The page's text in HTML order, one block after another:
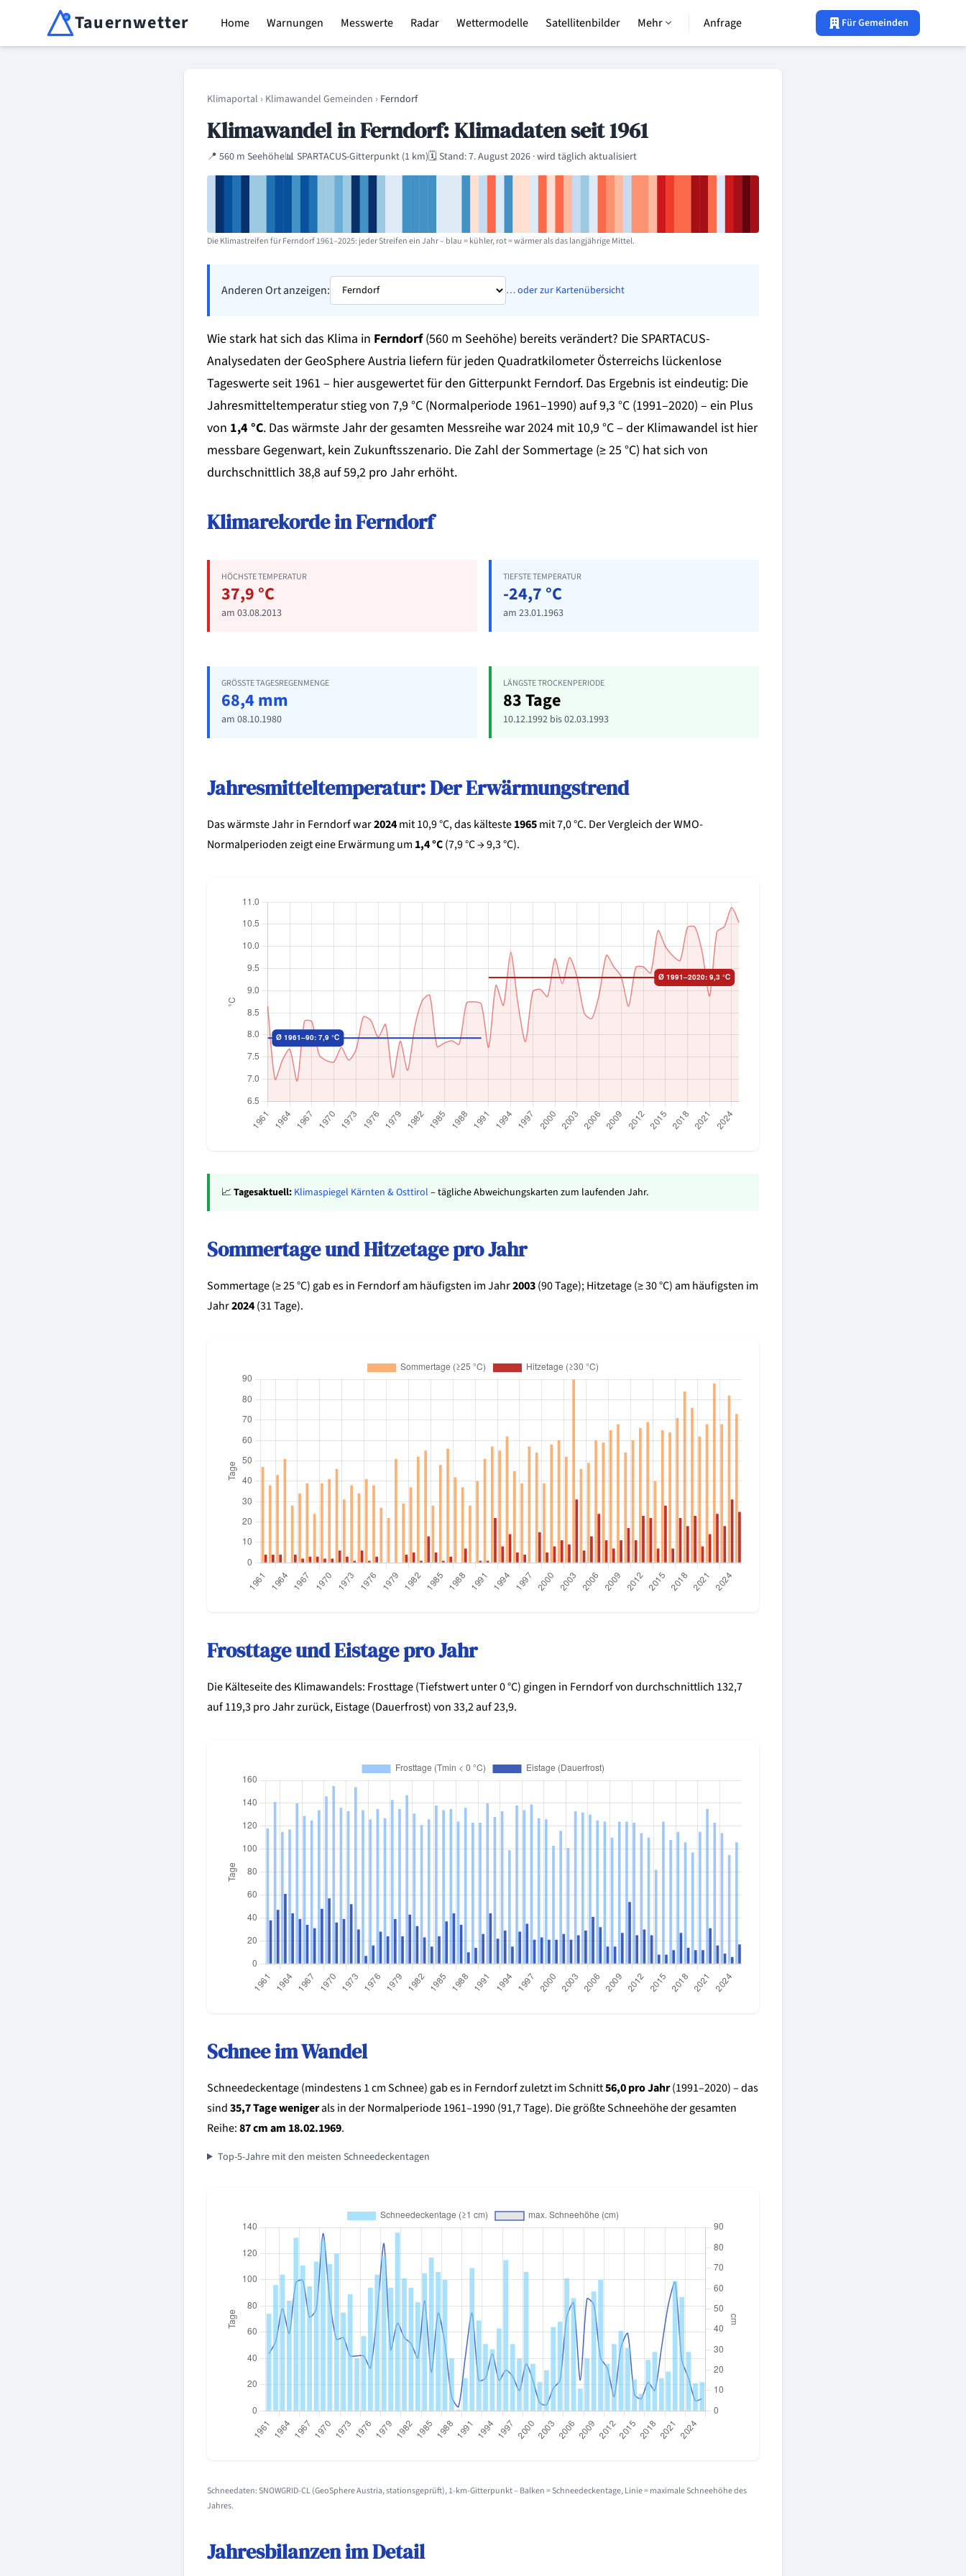
Tauernwetter
Unabhängiger Wetterdienst für Kärnten, Osttirol & Alpenregion
Home Warnungen Messwerte Radar Wettermodelle Satellitenbilder Mehr Anfrage Für Gemeinden
Klimaportal › Klimawandel Gemeinden › Ferndorf
Klimawandel in Ferndorf: Klimadaten seit 1961
📍 560 m Seehöhe📊 SPARTACUS-Gitterpunkt (1 km)🗓️ Stand: 7. August 2026 · wird täglich aktualisiert
Die Klimastreifen für Ferndorf 1961–2025: jeder Streifen ein Jahr – blau = kühler, rot = wärmer als das langjährige Mittel.
Anderen Ort anzeigen: … oder zur Kartenübersicht
Wie stark hat sich das Klima in Ferndorf(560 m Seehöhe) bereits verändert? Die SPARTACUS-
Analysedaten der GeoSphere Austria liefern für jeden Quadratkilometer Österreichs lückenlose
Tageswerte seit 1961 – hier ausgewertet für den Gitterpunkt Ferndorf. Das Ergebnis ist eindeutig: Die
Jahresmitteltemperatur stieg von 7,9 °C (Normalperiode 1961–1990) auf 9,3 °C (1991–2020) – ein Plus
von 1,4 °C. Das wärmste Jahr der gesamten Messreihe war 2024 mit 10,9 °C – der Klimawandel ist hier
messbare Gegenwart, kein Zukunftsszenario. Die Zahl der Sommertage (≥ 25 °C) hat sich von
durchschnittlich 38,8 auf 59,2 pro Jahr erhöht.
Klimarekorde in Ferndorf
HÖCHSTE TEMPERATUR
37,9 °C
am 03.08.2013
TIEFSTE TEMPERATUR
-24,7 °C
am 23.01.1963
GRÖSSTE TAGESREGENMENGE
68,4 mm
am 08.10.1980
LÄNGSTE TROCKENPERIODE
83 Tage
10.12.1992 bis 02.03.1993
Jahresmitteltemperatur: Der Erwärmungstrend
Das wärmste Jahr in Ferndorf war2024mit 10,9 °C, das kälteste1965mit 7,0 °C. Der Vergleich der WMO-
Normalperioden zeigt eine Erwärmung um 1,4 °C(7,9 °C → 9,3 °C).
📈 Tagesaktuell: Klimaspiegel Kärnten & Osttirol – tägliche Abweichungskarten zum laufenden Jahr.
Sommertage und Hitzetage pro Jahr
Sommertage (≥ 25 °C) gab es in Ferndorf am häufigsten im Jahr2003(90 Tage); Hitzetage (≥ 30 °C) am häufigsten im
Jahr2024(31 Tage).
Frosttage und Eistage pro Jahr
Die Kälteseite des Klimawandels: Frosttage (Tiefstwert unter 0 °C) gingen in Ferndorf von durchschnittlich 132,7
auf 119,3 pro Jahr zurück, Eistage (Dauerfrost) von 33,2 auf 23,9.
Schnee im Wandel
Schneedeckentage (mindestens 1 cm Schnee) gab es in Ferndorf zuletzt im Schnitt56,0 pro Jahr(1991–2020) – das
sind35,7 Tage wenigerals in der Normalperiode 1961–1990 (91,7 Tage). Die größte Schneehöhe der gesamten
Reihe:87 cm am 18.02.1969.
Top-5-Jahre mit den meisten Schneedeckentagen
Schneedaten: SNOWGRID-CL (GeoSphere Austria, stationsgeprüft), 1-km-Gitterpunkt – Balken = Schneedeckentage, Linie = maximale Schneehöhe des
Jahres.
Jahresbilanzen im Detail